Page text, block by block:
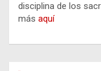
disciplina de los
más aquí